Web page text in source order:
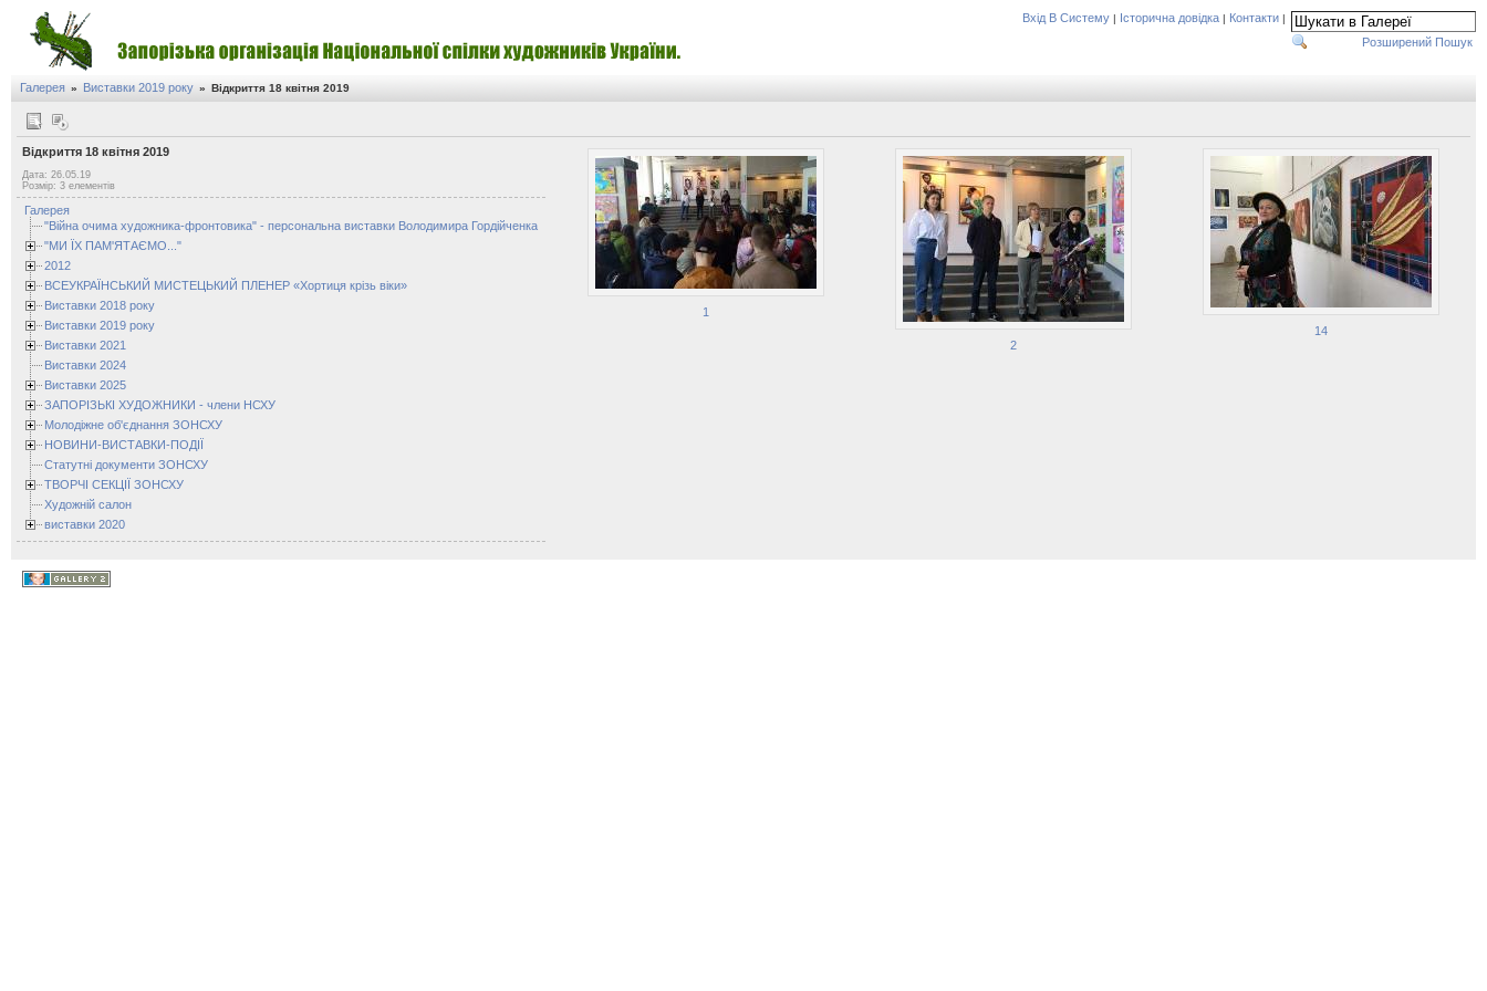
Вхід В Систему | Історична довідка | Контакти |
Розширений Пошук
Галерея » Виставки 2019 року » Відкриття 18 квітня 2019
Відкриття 18 квітня 2019
Дата: 26.05.19
Розмір: 3 елементів
Галерея
"Війна очима художника-фронтовика" - персональна виставки Володимира Гордійченка
"МИ ЇХ ПАМ'ЯТАЄМО..."
2012
ВСЕУКРАЇНСЬКИЙ МИСТЕЦЬКИЙ ПЛЕНЕР «Хортиця крізь віки»
Виставки 2018 року
Виставки 2019 року
Виставки 2021
Виставки 2024
Виставки 2025
ЗАПОРІЗЬКІ ХУДОЖНИКИ - члени НСХУ
Молодіжне об'єднання ЗОНСХУ
НОВИНИ-ВИСТАВКИ-ПОДІЇ
Статутні документи ЗОНСХУ
ТВОРЧІ СЕКЦІЇ ЗОНСХУ
Художній салон
виставки 2020
1
2
14